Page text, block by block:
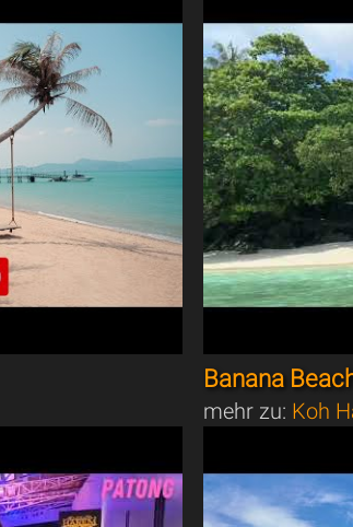
Banana
mehr zu: Koh